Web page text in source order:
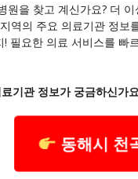
원을 찾고 계신가요? 더
역의 주요 의료기관 정보
! 필요한 의료 서비스를 빠
기관 정보가 궁금하신가
동해시 천